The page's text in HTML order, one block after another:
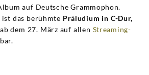
auf Deutsche Grammophon.
das berühmte Präludium in C-Dur,
dem 27. März auf allen Streaming-